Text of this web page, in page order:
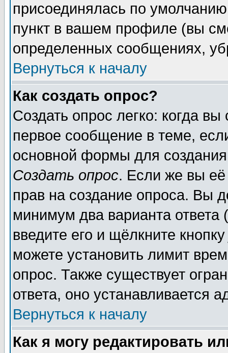
присоединялась по
пункт в вашем профиле (вы
определенных сообщениях,
Вернуться к началу
Как создать опрос?
Создать опрос легко: когда
первое сообщение в теме,
основной формы для
Создать опрос. Если же вы её
прав на создание опроса. Вы
минимум два варианта ответа
введите его и щёлкните
можете установить лимит
опрос. Также существует
ответа, оно устанавливается
Вернуться к началу
Как я могу редактировать